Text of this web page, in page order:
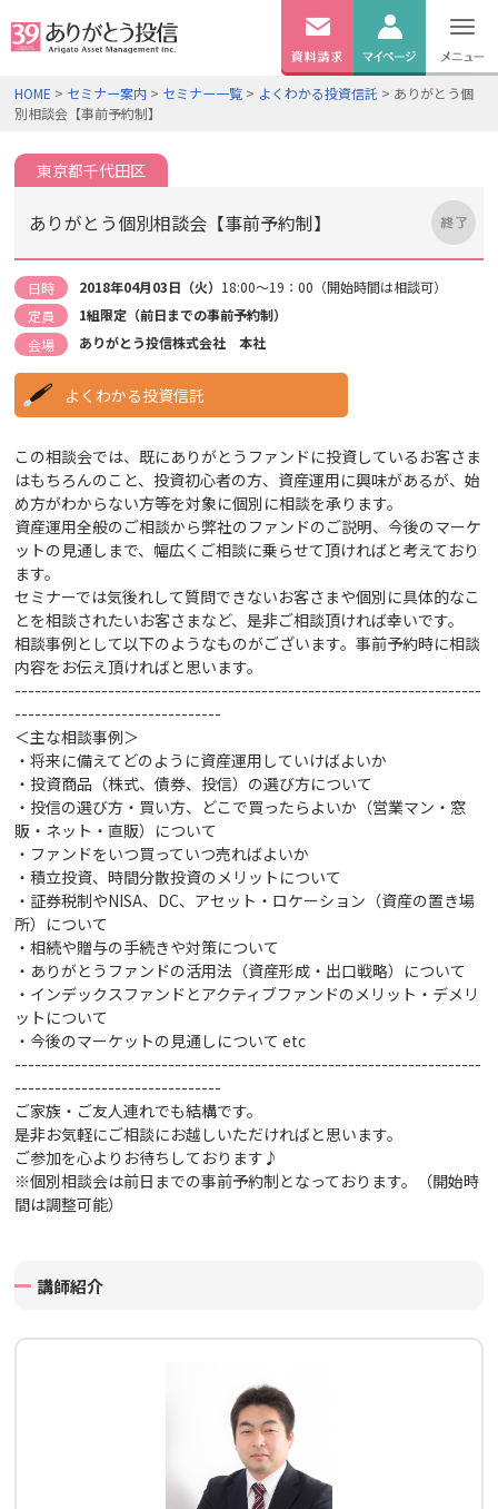
無料資料 ログイン
HOME > セミナー案内 > セミナー一覧 > よくわかる投資信託 > ありがとう個
別相談会【事前予約制】
東京都千代田区
ありがとう個別相談会【事前予約制】
日時 2018年04月03日（火） 18:00～19：00（開始時間は相談可）
定員
1組限定（前日までの事前予約制）
会場
ありがとう投信株式会社 本社
よくわかる投資信託
この相談会では、既にありがとうファンドに投資しているお客さま
はもちろんのこと、投資初心者の方、資産運用に興味があるが、始
め方がわからない方等を対象に個別に相談を承ります。
資産運用全般のご相談から弊社のファンドのご説明、今後のマーケ
ットの見通しまで、幅広くご相談に乗らせて頂ければと考えており
ます。
セミナーでは気後れして質問できないお客さまや個別に具体的なこ
とを相談されたいお客さまなど、是非ご相談頂ければ幸いです。
相談事例として以下のようなものがございます。事前予約時に相談
内容をお伝え頂ければと思います。
----------------------------------------------------------------------
-------------------------------
＜主な相談事例＞
・将来に備えてどのように資産運用していけばよいか
・投資商品（株式、債券、投信）の選び方について
・投信の選び方・買い方、どこで買ったらよいか（営業マン・窓
販・ネット・直販）について
・ファンドをいつ買っていつ売ればよいか
・積立投資、時間分散投資のメリットについて
・証券税制やNISA、DC、アセット・ロケーション（資産の置き場
所）について
・相続や贈与の手続きや対策について
・ありがとうファンドの活用法（資産形成・出口戦略）について
・インデックスファンドとアクティブファンドのメリット・デメリ
ットについて
・今後のマーケットの見通しについてetc
----------------------------------------------------------------------
-------------------------------
ご家族・ご友人連れでも結構です。
是非お気軽にご相談にお越しいただければと思います。
ご参加を心よりお待ちしております♪
※個別相談会は前日までの事前予約制となっております。（開始時
間は調整可能）
講師紹介